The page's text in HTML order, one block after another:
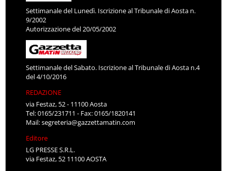
Settimanale del Lunedì. Iscrizione al Tribunale di Aosta n.
9/2002
Autorizzazione del 20/05/2002
Settimanale del Sabato. Iscrizione al Tribunale di Aosta n.4
del 4/10/2016
REDAZIONE
via Festaz, 52 - 11100 Aosta
Tel: 0165/231711 - Fax: 0165/1820141
Mail:segreteria@gazzettamatin.com
Editore
LG PRESSE S.R.L.
via Festaz, 52 11100 AOSTA